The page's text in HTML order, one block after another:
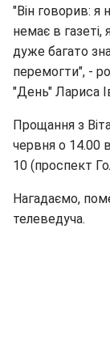
"Він говорив: я
немає в
дуже багато
перемогти", -
"День" Лариса
Прощання з
червня о 14.00 в
10 (проспект
Нагадаємо,
телеведуча.